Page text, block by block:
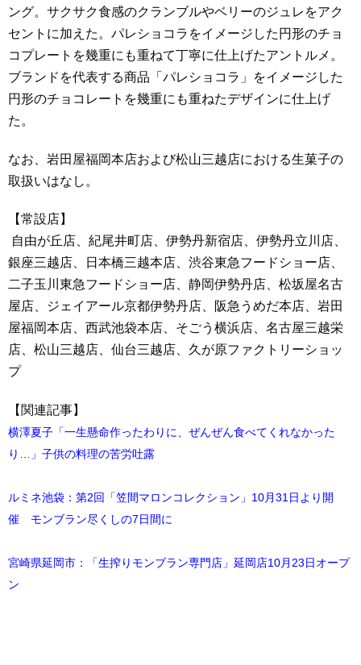
ング。サクサク食感のクランブルやベリーのジュレをアク
セントに加えた。パレショコラをイメージした円形のチョ
コプレートを幾重にも重ねて丁寧に仕上げたアントルメ。
ブランドを代表する商品「パレショコラ」をイメージした
円形のチョコレートを幾重にも重ねたデザインに仕上げ
た。
なお、岩田屋福岡本店および松山三越店における生菓子の
取扱いはなし。
【常設店】
自由が丘店、紀尾井町店、伊勢丹新宿店、伊勢丹立川店、
銀座三越店、日本橋三越本店、渋谷東急フードショー店、
二子玉川東急フードショー店、静岡伊勢丹店、松坂屋名古
屋店、ジェイアール京都伊勢丹店、阪急うめだ本店、岩田
屋福岡本店、西武池袋本店、そごう横浜店、名古屋三越栄
店、松山三越店、仙台三越店、久が原ファクトリーショッ
プ
【関連記事】
横澤夏子「一生懸命作ったわりに、ぜんぜん食べてくれなかった
り…」子供の料理の苦労吐露
ルミネ池袋：第2回「笠間マロンコレクション」10月31日より開
催 モンブラン尽くしの7日間に
宮崎県延岡市：「生搾りモンブラン専門店」延岡店10月23日オープ
ン